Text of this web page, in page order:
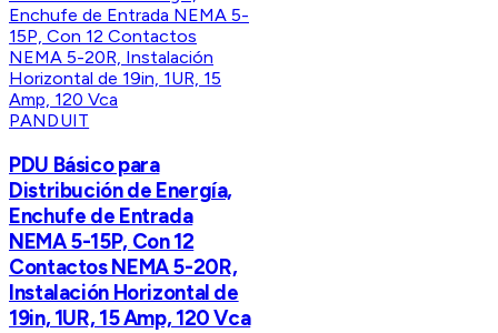
PANDUIT
PDU Básico para
Distribución de Energía,
Enchufe de Entrada
NEMA 5-15P, Con 12
Contactos NEMA 5-20R,
Instalación Horizontal de
19in, 1UR, 15 Amp, 120 Vca